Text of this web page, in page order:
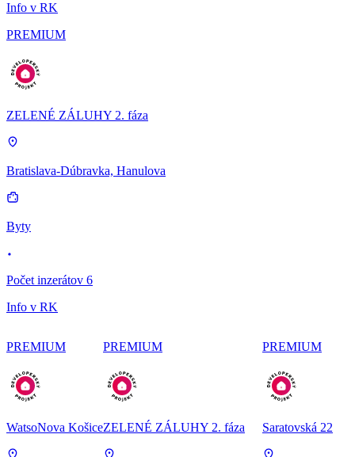
Info v RK
PREMIUM
ZELENÉ ZÁLUHY 2. fáza
Bratislava-Dúbravka, Hanulova
Byty
Počet inzerátov 6
Info v RK
PREMIUM
WatsoNova Košice
PREMIUM
ZELENÉ ZÁLUHY 2. fáza
PREMIUM
Saratovská 22